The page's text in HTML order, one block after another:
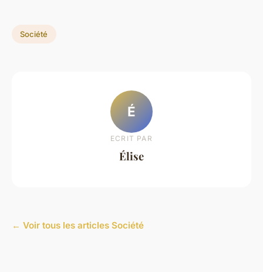
Société
É
ECRIT PAR
Élise
← Voir tous les articles Société